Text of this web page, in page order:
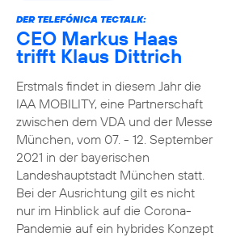
DER TELEFÓNICA TECTALK:
CEO Markus Haas
trifft Klaus Dittrich
Erstmals findet in diesem Jahr die
IAA MOBILITY, eine Partnerschaft
zwischen dem VDA und der Messe
München, vom 07. - 12. September
2021 in der bayerischen
Landeshauptstadt München statt.
Bei der Ausrichtung gilt es nicht
nur im Hinblick auf die Corona-
Pandemie auf ein hybrides Konzept